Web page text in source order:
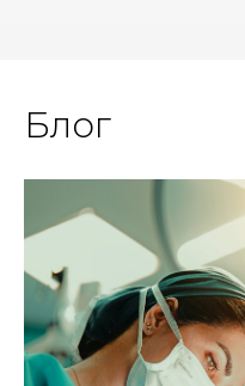
Блог